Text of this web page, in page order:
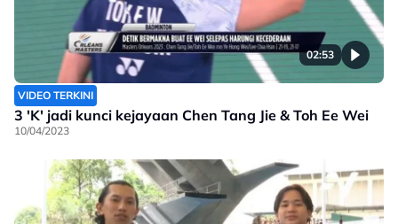
02:53
VIDEO TERKINI
3 'K' jadi kunci kejayaan Chen Tang Jie & Toh Ee Wei
10/04/2023